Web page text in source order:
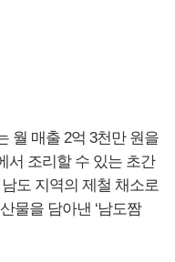
월 매출 2억 3천만 원을
서 조리할 수 있는 초간
도 지역의 제철 채소로
물을 담아낸 ‘남도짬